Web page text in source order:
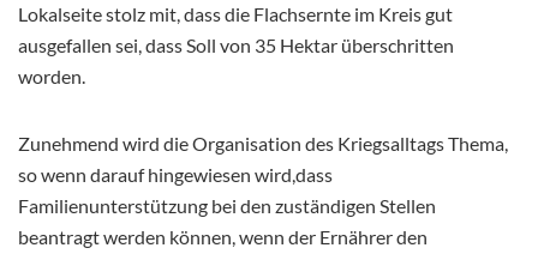
Lokalseite stolz mit, dass die Flachsernte im Kreis gut
ausgefallen sei, dass Soll von 35 Hektar überschritten
worden.
Zunehmend wird die Organisation des Kriegsalltags Thema,
so wenn darauf hingewiesen wird,dass
Familienunterstützung bei den zuständigen Stellen
beantragt werden können, wenn der Ernährer den